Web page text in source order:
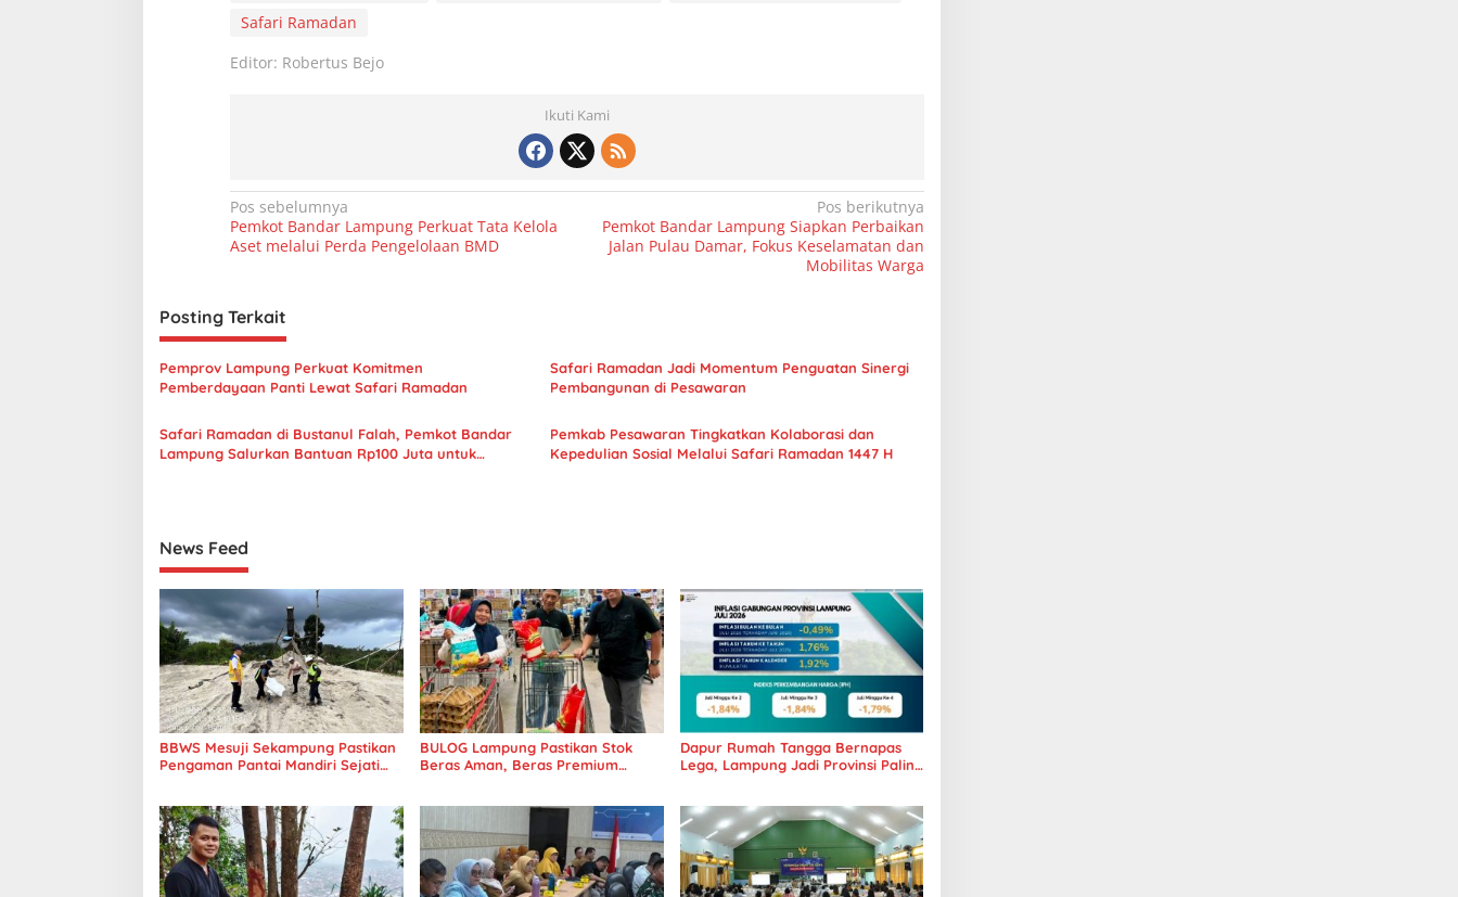
Safari Ramadan
Editor: Robertus Bejo
Ikuti Kami
N
a
i
g
a
s
i
p
Pos sebelumnya
Pemkot Bandar Lampung Perkuat Tata Kelola
Aset melalui Perda Pengelolaan BMD
Pos berikutnya
Pemkot Bandar Lampung Siapkan Perbaikan
Jalan Pulau Damar, Fokus Keselamatan dan
Mobilitas Warga
Posting Terkait
Pemprov Lampung Perkuat Komitmen
Pemberdayaan Panti Lewat Safari Ramadan
Safari Ramadan Jadi Momentum Penguatan Sinergi
Pembangunan di Pesawaran
Safari Ramadan di Bustanul Falah, Pemkot Bandar
Lampung Salurkan Bantuan Rp100 Juta untuk
Pemkab Pesawaran Tingkatkan Kolaborasi dan
Kepedulian Sosial Melalui Safari Ramadan 1447 H
News Feed
BBWS Mesuji Sekampung Pastikan
Pengaman Pantai Mandiri Sejati
BULOG Lampung Pastikan Stok
Beras Aman, Beras Premium
Dapur Rumah Tangga Bernapas
Lega, Lampung Jadi Provinsi Paling